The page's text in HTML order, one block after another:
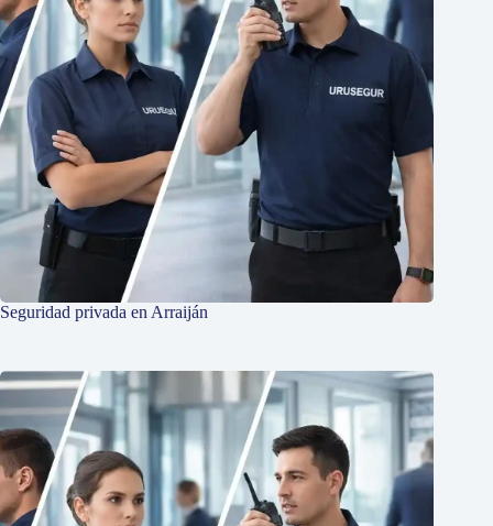
Seguridad privada en Arraiján